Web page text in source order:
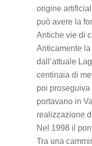
origine
può avere la
Antiche vie di
Anticamente
dall’attuale
centinaia di
poi
portavano in
realizzazione
Nel 1998 il
Tra una